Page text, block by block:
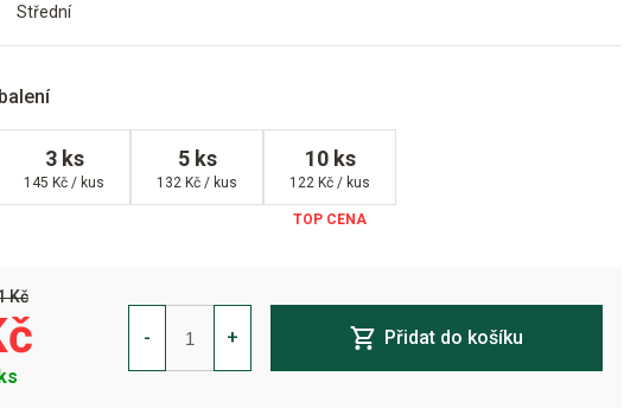
Střední
3 ks
145 Kč / kus
5 ks
132 Kč / kus
10 ks
122 Kč / kus
Kč
-
Diesel
Auto
Feminizovaná
množství
+ Přidat do košíku